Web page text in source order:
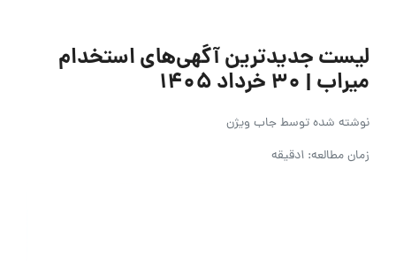
لیست جدیدترین آگهی‌های استخدام
میراب | ۳۰ خرداد ۱۴۰۵
نوشته شده توسطجاب ویژن
زمان مطالعه: 1دقیقه